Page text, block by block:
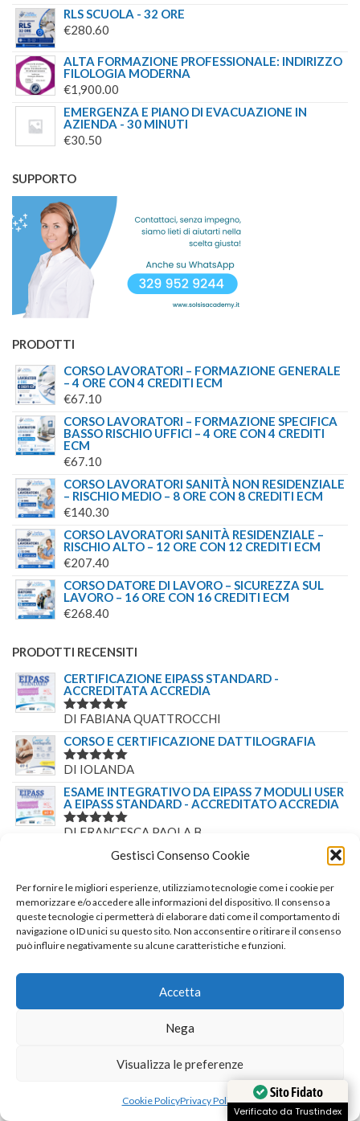
Gestisci Consenso Cookie
Per fornire le migliori esperienze, utilizziamo tecnologie come i cookie per
memorizzare e/o accedere alle informazioni del dispositivo. Il consenso a
queste tecnologie ci permetterà di elaborare dati come il comportamento di
navigazione o ID unici su questo sito. Non acconsentire o ritirare il consenso
può influire negativamente su alcune caratteristiche e funzioni.
Accetta
Nega
Visualizza le preferenze
Cookie PolicyPrivacy Policy
€146.00.€120.00.
RLS SCUOLA - 32 ORE
€280.60
ALTA FORMAZIONE PROFESSIONALE: INDIRIZZO
FILOLOGIA MODERNA
€1,900.00
EMERGENZA E PIANO DI EVACUAZIONE IN
AZIENDA - 30 MINUTI
€30.50
SUPPORTO
PRODOTTI
CORSO LAVORATORI – FORMAZIONE GENERALE
– 4 ORE CON 4 CREDITI ECM
€67.10
CORSO LAVORATORI – FORMAZIONE SPECIFICA
BASSO RISCHIO UFFICI – 4 ORE CON 4 CREDITI
ECM
€67.10
CORSO LAVORATORI SANITÀ NON RESIDENZIALE
– RISCHIO MEDIO – 8 ORE CON 8 CREDITI ECM
€140.30
CORSO LAVORATORI SANITÀ RESIDENZIALE –
RISCHIO ALTO – 12 ORE CON 12 CREDITI ECM
€207.40
CORSO DATORE DI LAVORO – SICUREZZA SUL
LAVORO – 16 ORE CON 16 CREDITI ECM
€268.40
PRODOTTI RECENSITI
CERTIFICAZIONE EIPASS STANDARD -
ACCREDITATA ACCREDIA
VALUTATO
DI FABIANA QUATTROCCHI
CORSO E CERTIFICAZIONE DATTILOGRAFIA
VALUTATO
DI IOLANDA
ESAME INTEGRATIVO DA EIPASS 7 MODULI USER
A EIPASS STANDARD - ACCREDITATO ACCREDIA
VALUTATO
DI FRANCESCA PAOLA B.
APPROFITTA DI
UNO SCONTO
ULTERIORE
OTTINI IL 5% DI
CERTIFICAZIONI
PRESENTI IN
Sito Fidato
Verificato da Trustindex